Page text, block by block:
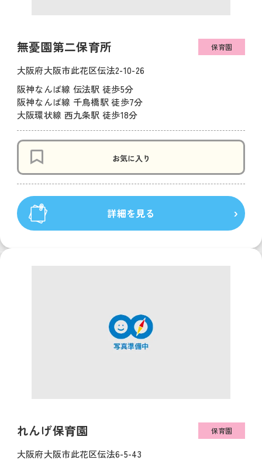
無憂園第二保育所 保育園
大阪府大阪市此花区伝法2-10-26
阪神なんば線 伝法駅 徒歩5分
阪神なんば線 千鳥橋駅 徒歩7分
大阪環状線 西九条駅 徒歩18分
お気に入り
詳細を見る
れんげ保育園 保育園
大阪府大阪市此花区伝法6-5-43